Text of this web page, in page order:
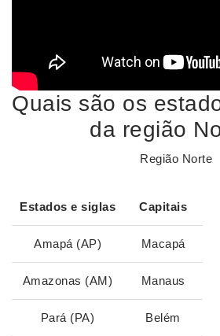
Quais são os
da região
Região Norte
Estados e siglas Capitais
Amapá (AP) Macapá
Amazonas (AM) Manaus
Pará (PA) Belém